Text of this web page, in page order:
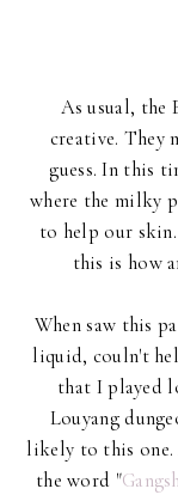
As usual, the
creative. They
guess. In this
where the milky
to help our
this is how
When saw this
liquid, couln't
that I played
Louyang
likely to this one.
the word "